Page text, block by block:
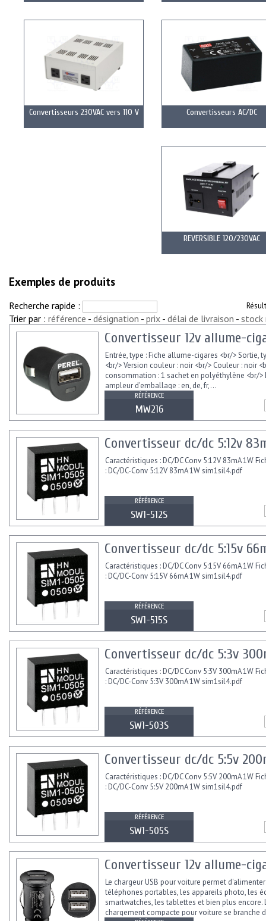
Convertisseurs 230VAC vers 110 V Convertisseurs AC/DC
REVERSIBLE 120/230VAC
Exemples de produits
Trier par : référence - désignation - prix - délai de livraison - stock
Recherche rapide :
Convertisseur 12v allume-
Entrée, type : Fiche allume-cigares <br/> Sortie,
<br/> Version couleur : noir <br/> Couleur : noir
consommation : 1 sachet en polyéthylène <br/>
ampleur d'emballage : en, de, fr,...
RÉFÉRENCE
MW216
Convertisseur dc/dc 5:12v
Caractéristiques : DC/DC Conv 5:12V 83mA 1W
: DC/DC-Conv 5:12V 83mA 1W sim1sil4.pdf
RÉFÉRENCE
SW1-512S
Convertisseur dc/dc 5:15v
Caractéristiques : DC/DC Conv 5:15V 66mA 1W
: DC/DC-Conv 5:15V 66mA 1W sim1sil4.pdf
RÉFÉRENCE
SW1-515S
Convertisseur dc/dc 5:3v
Caractéristiques : DC/DC Conv 5:3V 300mA 1W
: DC/DC-Conv 5:3V 300mA 1W sim1sil4.pdf
RÉFÉRENCE
SW1-503S
Convertisseur dc/dc 5:5v
Caractéristiques : DC/DC Conv 5:5V 200mA 1W
: DC/DC-Conv 5:5V 200mA 1W sim1sil4.pdf
RÉFÉRENCE
SW1-505S
Convertisseur 12v allume-
Le chargeur USB pour voiture permet
téléphones portables, les appareils photo, les
smartwatches, les tablettes et bien plus encore.
chargement compacte pour voiture se branche